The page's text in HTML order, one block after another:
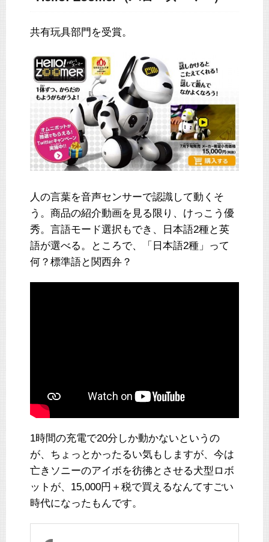
共有玩具部門を受賞。
人の言葉を音声センサーで認識して動くそ
う。商品の紹介動画を見る限り、けっこう優
秀。言語モード選択もでき、日本語2種と英
語が選べる。ところで、「日本語2種」って
何？標準語と関西弁？
1時間の充電で20分しか動かないというの
が、ちょっとかったるい気もしますが、今は
亡きソニーのアイボを彷彿とさせる犬型ロボ
ットが、15,000円＋税で買えるなんてすごい
時代になったもんです。